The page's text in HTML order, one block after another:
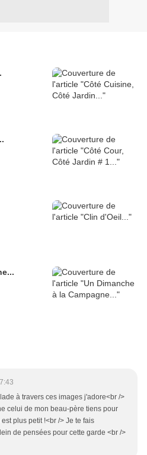
à travers ces images j'adore<br />
celui de mon beau-père tiens pour
plus petit !<br /> Je te fais
de pensées pour cette garde <br />